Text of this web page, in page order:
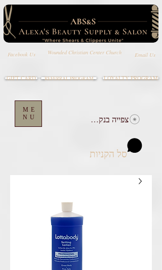
Facebook Us Wounded Christian Center Church Email Us
ME
NU
LOYALTY PROGRAM
סל הקניות
GIFT CARD REFERRAL PROGRAM
צפייה בנקודות